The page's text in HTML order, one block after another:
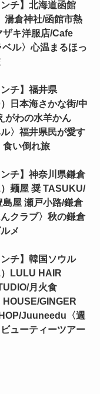
ンチ】北海道函館
湯倉神社/函館市熱
ザキ洋服店/Cafe
ル〉心温まるほっ
ンチ】福井県
）日本海さかな街/中
がわの水羊かん
ル〉福井県民が愛す
食い倒れ旅
ンチ】神奈川県鎌倉
）麺屋 奨 TASUKU/
屋 瀬戸小路/鎌倉
クラブ〉秋の鎌倉
メ
ンチ】韓国ソウル
）LULU HAIR
月火食
GINGER
Juuneedu〈週
ューティーツアー